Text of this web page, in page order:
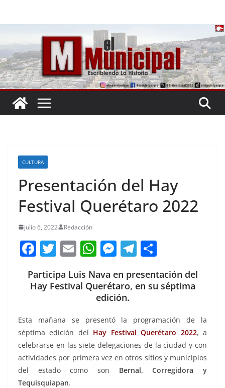
CULTURA
Presentación del Hay
Festival Querétaro 2022
julio 6, 2022 Redacción
F
c
e
b
o
o
k
T
itt
er
E
ai
l
W
at
s
A
p
p
M
ss
e
n
g
er
T
e
gr
a
m
m
p
ar
tir
Participa Luis Nava en presentación del
Hay Festival Querétaro, en su séptima
edición.
Esta mañana se presentó la programación de la
séptima edición del Hay Festival Querétaro 2022, a
celebrarse en las siete delegaciones de la ciudad y con
actividades por primera vez en otros sitios y municipios
del estado como son Bernal, Corregidora y
Tequisquiapan.